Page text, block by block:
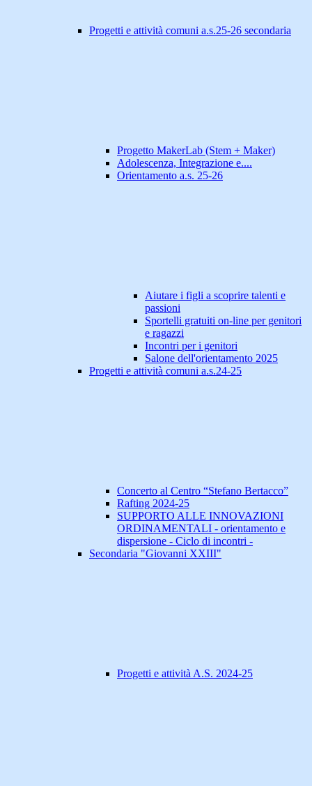
Progetti e attività comuni a.s.25-26 secondaria
Progetto MakerLab (Stem + Maker)
Adolescenza, Integrazione e....
Orientamento a.s. 25-26
Aiutare i figli a scoprire talenti e
passioni
Sportelli gratuiti on-line per genitori
e ragazzi
Incontri per i genitori
Salone dell'orientamento 2025
Progetti e attività comuni a.s.24-25
Concerto al Centro “Stefano Bertacco”
Rafting 2024-25
SUPPORTO ALLE INNOVAZIONI
ORDINAMENTALI - orientamento e
dispersione - Ciclo di incontri -
Secondaria "Giovanni XXIII"
Progetti e attività A.S. 2024-25